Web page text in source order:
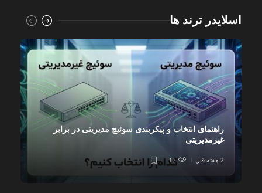
اسلایدر ترند ها
راهنمای انتخاب و پیکربندی سوئیچ مدیریتی در برابر
غیرمدیریتی
2 هفته قبل 17